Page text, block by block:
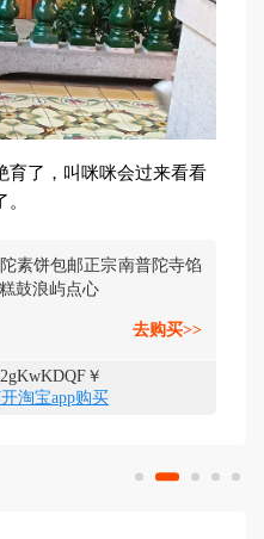
育了，叫咪咪会过来看看
素饼包邮正宗南普陀寺馅
鼓浪屿点心
去购买>>
￥
淘宝app购买